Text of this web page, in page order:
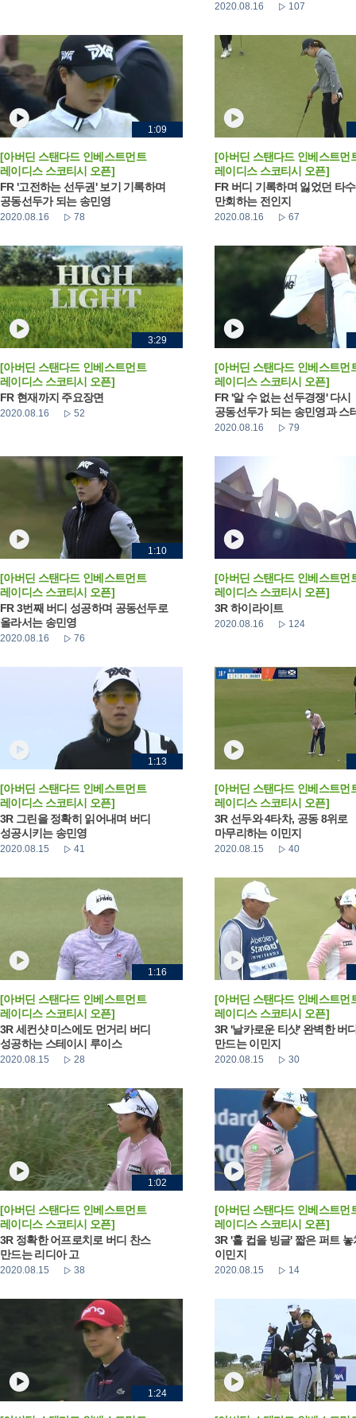
2020.08.16 107
1:09
[아버딘 스탠다드 인베스트먼트
레이디스 스코티시 오픈]
FR '고전하는 선두권' 보기 기록하며
공동선두가 되는 송민영
2020.08.16 78
[아버딘 스탠다드 인베스트먼
레이디스 스코티시 오픈]
FR 버디 기록하며 잃었던 타수
만회하는 전인지
2020.08.16 67
3:29
[아버딘 스탠다드 인베스트먼트
레이디스 스코티시 오픈]
FR 현재까지 주요장면
2020.08.16 52
[아버딘 스탠다드 인베스트먼
레이디스 스코티시 오픈]
FR '알 수 없는 선두경쟁' 다시
공동선두가 되는 송민영과 스
2020.08.16 79
1:10
[아버딘 스탠다드 인베스트먼트
레이디스 스코티시 오픈]
FR 3번째 버디 성공하며 공동선두로
올라서는 송민영
2020.08.16 76
[아버딘 스탠다드 인베스트먼
레이디스 스코티시 오픈]
3R 하이라이트
2020.08.16 124
1:13
[아버딘 스탠다드 인베스트먼트
레이디스 스코티시 오픈]
3R 그린을 정확히 읽어내며 버디
성공시키는 송민영
2020.08.15 41
[아버딘 스탠다드 인베스트먼
레이디스 스코티시 오픈]
3R 선두와 4타차, 공동 8위로
마무리하는 이민지
2020.08.15 40
1:16
[아버딘 스탠다드 인베스트먼트
레이디스 스코티시 오픈]
3R 세컨샷 미스에도 먼거리 버디
성공하는 스테이시 루이스
2020.08.15 28
[아버딘 스탠다드 인베스트먼
레이디스 스코티시 오픈]
3R '날카로운 티샷' 완벽한 버
만드는 이민지
2020.08.15 30
1:02
[아버딘 스탠다드 인베스트먼트
레이디스 스코티시 오픈]
3R 정확한 어프로치로 버디 찬스
만드는 리디아 고
2020.08.15 38
[아버딘 스탠다드 인베스트먼
레이디스 스코티시 오픈]
3R '홀 컵을 빙글' 짧은 퍼트 놓
이민지
2020.08.15 14
1:24